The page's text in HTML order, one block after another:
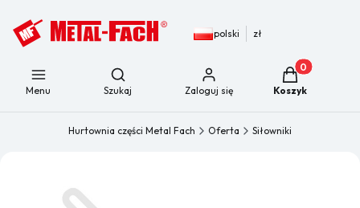
polski zł
Menu
Otwórz wyszukiwarkę
Szukaj Zaloguj się
Produkty w
Koszyk
Hurtownia części Metal Fach Oferta Siłowniki